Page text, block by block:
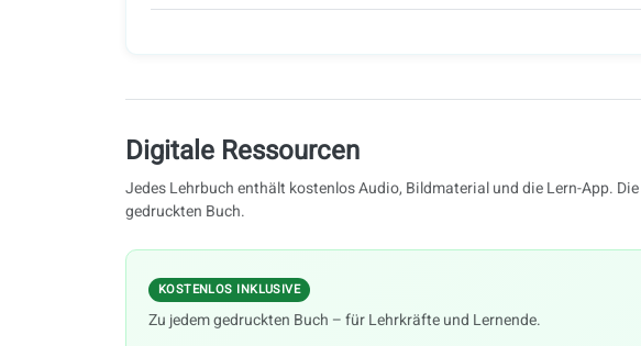
Digitale Ressourcen
Jedes Lehrbuch enthält kostenlos Audio, Bildmaterial und die Lern-App.
gedruckten Buch.
KOSTENLOS INKLUSIVE
Zu jedem gedruckten Buch – für Lehrkräfte und Lernende.